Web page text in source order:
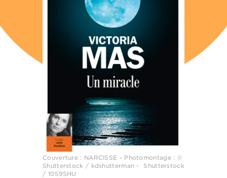
Couverture : NARCISSE - Photomontage : ©
Shutterstock / kdshutterman - Shutterstock
/ 1059SHU